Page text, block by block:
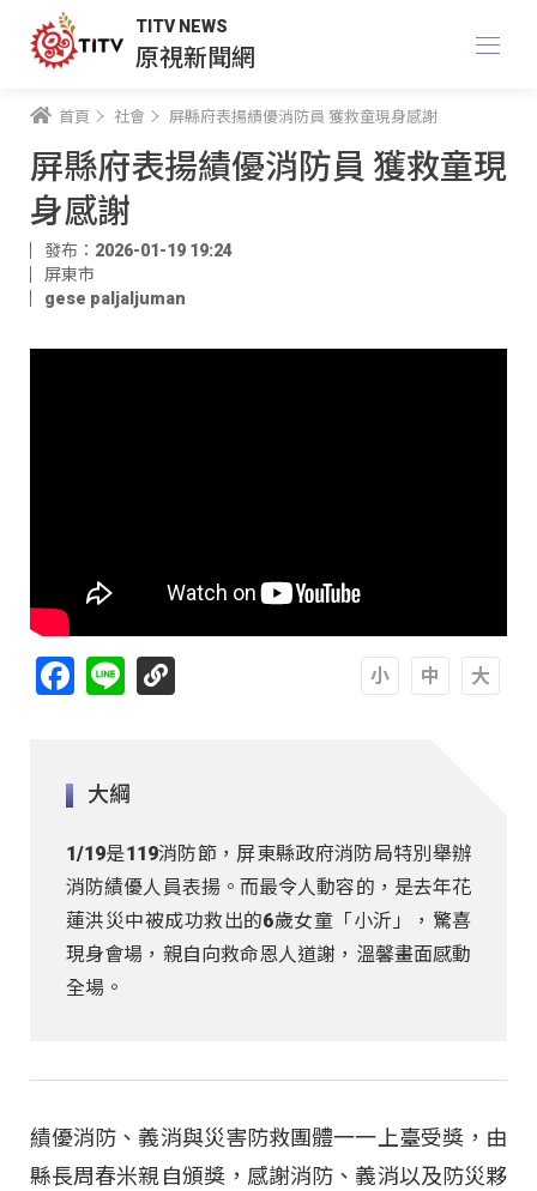
TITV NEWS
原視新聞網
首頁 社會 屏縣府表揚績優消防員 獲救童現身感謝
屏縣府表揚績優消防員 獲救童現
身感謝
發布：2026-01-19 19:24
屏東市
gese paljaljuman
Facebook
Line
大綱
1/19是119消防節，屏東縣政府消防局特別舉辦
消防績優人員表揚。而最令人動容的，是去年花
蓮洪災中被成功救出的6歲女童「小沂」，驚喜
現身會場，親自向救命恩人道謝，溫馨畫面感動
全場。
績優消防、義消與災害防救團體一一上臺受獎，由
縣長周春米親自頒獎，感謝消防、義消以及防災夥